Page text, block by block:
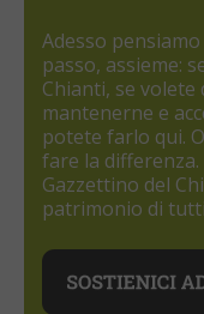
Adesso
passo, assieme:
Chianti, se
mantenerne e
potete farlo qui.
fare la
Gazzettino del
patrimonio di